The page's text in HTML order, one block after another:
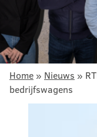
Home » Nieuws »
bedrijfswagens